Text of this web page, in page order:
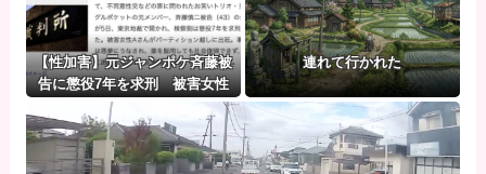
【性加害】元ジャンポケ斉藤被
告に懲役7年を求刑 被害女性
「安心して眠りたい」「何も恐
れず外を歩きたい」
連れて行かれた